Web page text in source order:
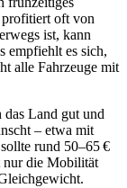
oft von
ist, kann
empfiehlt es sich,
alle Fahrzeuge mit
das Land gut und
– etwa mit
rund 50–65 €
nur die Mobilität